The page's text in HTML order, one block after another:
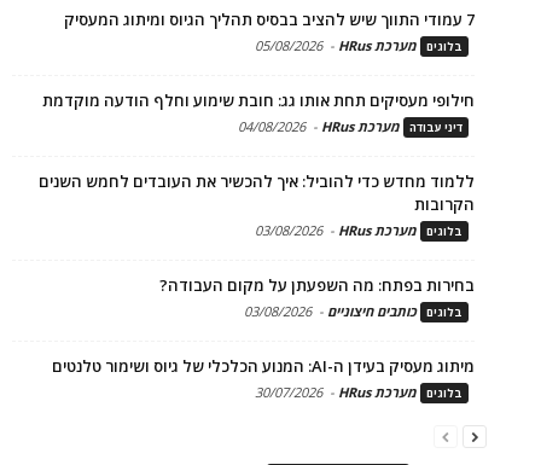
7 עמודי התווך שיש להציב בבסיס תהליך הגיוס ומיתוג המעסיק
בלוגים מערכת HRus -
05/08/2026
חילופי מעסיקים תחת אותו גג: חובת שימוע וחלף הודעה מוקדמת
דיני עבודה מערכת HRus -
04/08/2026
ללמוד מחדש כדי להוביל: איך להכשיר את העובדים לחמש השנים
הקרובות
בלוגים מערכת HRus -
03/08/2026
בחירות בפתח: מה השפעתן על מקום העבודה?
בלוגים כותבים חיצוניים -
03/08/2026
מיתוג מעסיק בעידן ה-AI: המנוע הכלכלי של גיוס ושימור טלנטים
בלוגים מערכת HRus -
30/07/2026